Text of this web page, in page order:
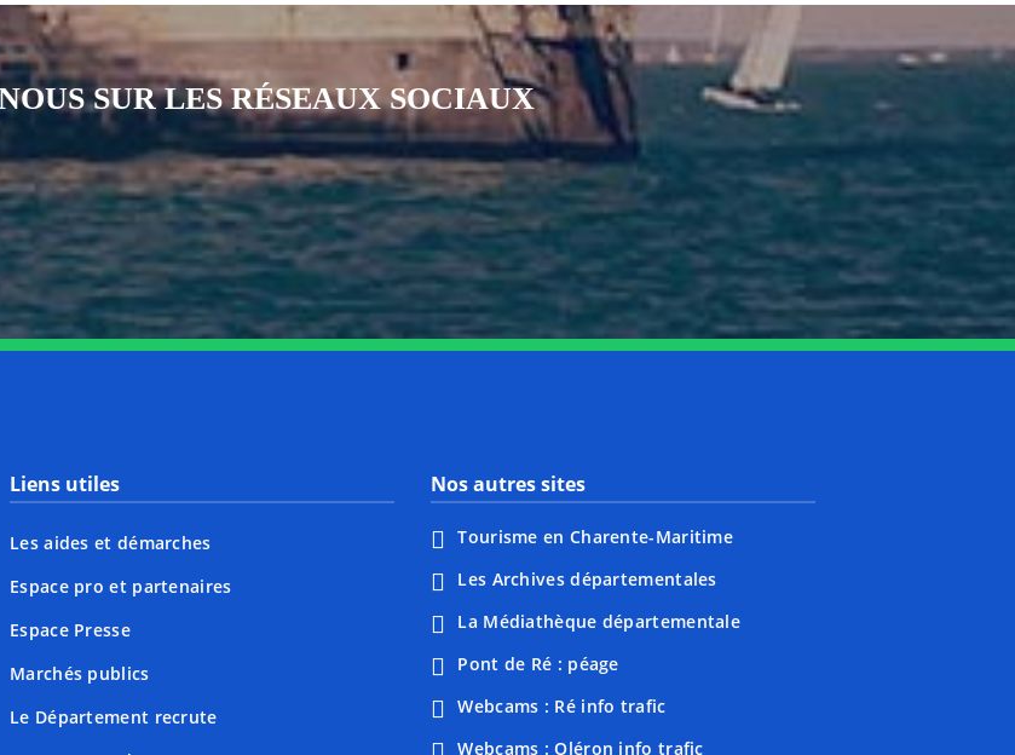
SUR LES RÉSEAUX SOCIAUX
Notre page Instagram
Notre page Facebook
Notre page XNotre page Tiktok
Notre page Linkedin
Notre page Youtube
Liens utiles
Les aides et démarches
Espace pro et partenaires
Espace Presse
Marchés publics
Le Département recrute
Nos autres sites
Tourisme en Charente-Maritime
Les Archives départementales
La Médiathèque départementale
Pont de Ré : péage
Webcams : Ré info trafic
Webcams : Oléron info trafic